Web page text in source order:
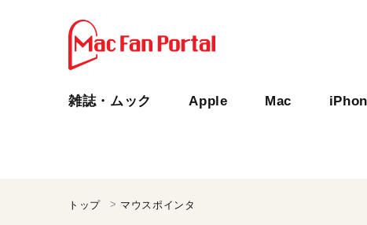
雑誌・ムック Apple Mac
トップ マウスポインタ